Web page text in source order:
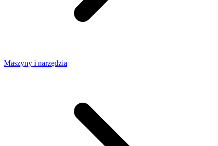
Maszyny i narzędzia